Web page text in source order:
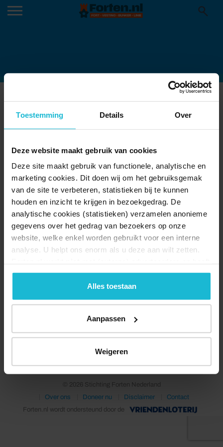
Toestemming Details Over
Deze website maakt gebruik van cookies
Deze site maakt gebruik van functionele, analytische en
marketing cookies. Dit doen wij om het gebruiksgemak
van de site te verbeteren, statistieken bij te kunnen
houden en inzicht te krijgen in bezoekgedrag. De
analytische cookies (statistieken) verzamelen anonieme
gegevens over het gedrag van bezoekers op onze
website, welke enkel worden gebruikt voor een interne
analyse. U helpt ons enorm als u deze aan wilt zetten.
geen commerciële doelstelling. U kunt deze cookies via
de knoppen accepteren, beheren of weigeren.
Alles toestaan
Aanpassen
Weigeren
FOTOGRAFIE-3
© 2026 Stichting Forten Nederland
Over ons
Doneer nu Disclaimer
Contact
Forten.nl wordt ondersteund door de